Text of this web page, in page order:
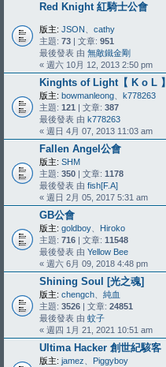
Red Knight 紅騎士公會
版主: JSON
cathy
主題: 73 | 文章: 951
最後發表 由 無敵鐵金剛
« 週六 10月 12, 2013 2:50 pm
Kinghts of Light【 K o L 】
版主: bowmanleong
k778263
主題: 121 | 文章: 387
最後發表 由 k778263
« 週日 4月 07, 2013 11:03 am
Fallen Angel公會
版主: SHM
主題: 350 | 文章: 1178
最後發表 由 fish[F.A]
« 週日 2月 05, 2017 5:31 am
GB公會
版主: goldboy
Hiroko
主題: 716 | 文章: 11548
最後發表 由 Yellow Bee
« 週六 6月 09, 2018 4:48 pm
Shining Soul [光之魂]
版主: chengch
純血
主題: 3526 | 文章: 24851
最後發表 由 蚊子
« 週四 1月 21, 2021 10:51 am
Ultima Hacker 創世紀駭客
版主: jamez
Piggyboy